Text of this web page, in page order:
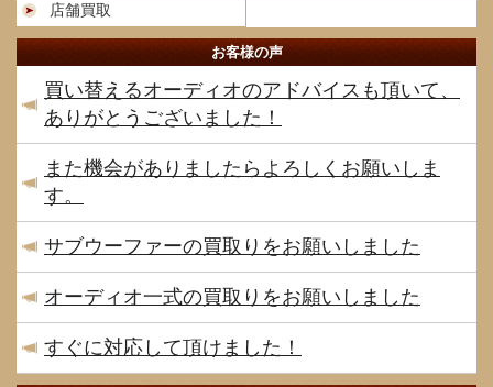
店舗買取
お客様の声
買い替えるオーディオのアドバイスも頂いて、
ありがとうございました！
また機会がありましたらよろしくお願いしま
す。
サブウーファーの買取りをお願いしました
オーディオ一式の買取りをお願いしました
すぐに対応して頂けました！